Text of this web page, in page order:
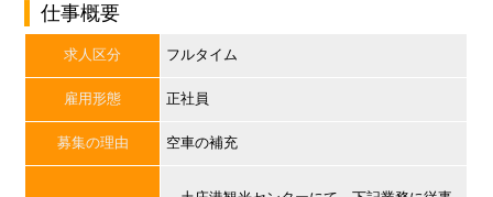
仕事概要
求人区分 フルタイム
雇用形態 正社員
募集の理由 空車の補充